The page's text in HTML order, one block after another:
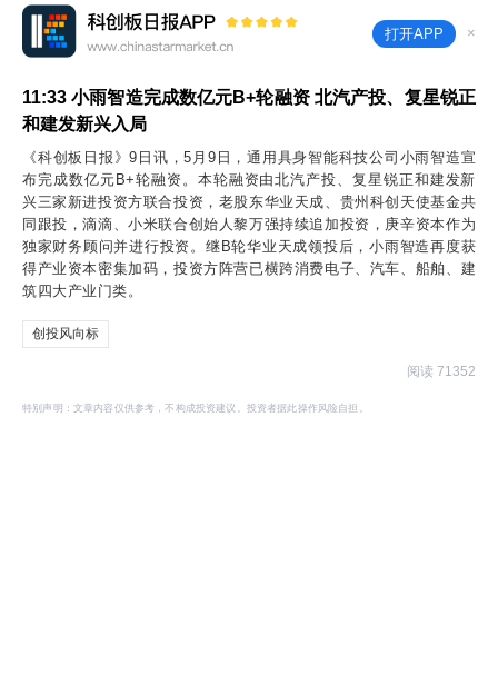
打开APP ×
11:33 小雨智造完成数亿元B+轮融资 北汽产投、复星锐正
和建发新兴入局
《科创板日报》9日讯，5月9日，通用具身智能科技公司小雨智造宣
布完成数亿元B+轮融资。本轮融资由北汽产投、复星锐正和建发新
兴三家新进投资方联合投资，老股东华业天成、贵州科创天使基金共
同跟投，滴滴、小米联合创始人黎万强持续追加投资，庚辛资本作为
独家财务顾问并进行投资。继B轮华业天成领投后，小雨智造再度获
得产业资本密集加码，投资方阵营已横跨消费电子、汽车、船舶、建
筑四大产业门类。
创投风向标
阅读 71352
特别声明：文章内容仅供参考，不构成投资建议。投资者据此操作风险自担。